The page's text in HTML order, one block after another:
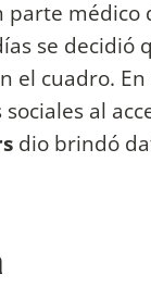
parte médico
se decidió
el cuadro. En
al
dio brindó